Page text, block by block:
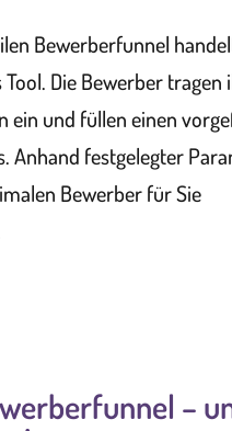
Bewerberfunnel
Die Bewerber tragen
ein und füllen einen
Anhand festgelegter
Bewerber für Sie
–